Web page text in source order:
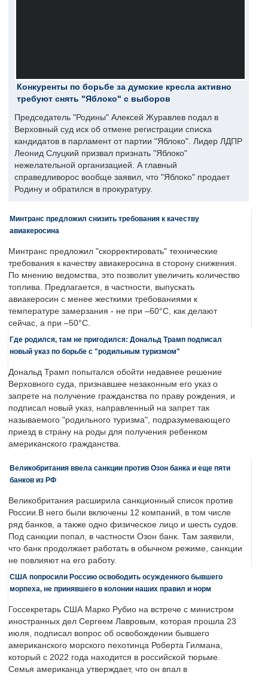
Конкуренты по борьбе за думские кресла активно
требуют снять "Яблоко" с выборов
Председатель "Родины" Алексей Журавлев подал в
Верховный суд иск об отмене регистрации списка
кандидатов в парламент от партии "Яблоко". Лидер ЛДПР
Леонид Слуцкий призвал признать "Яблоко"
нежелательной организацией. А главный
справедливорос вообще заявил, что "Яблоко" продает
Родину и обратился в прокуратуру.
Минтранс предложил снизить требования к качеству
авиакеросина
Минтранс предложил "скорректировать" технические
требования к качеству авиакеросина в сторону снижения.
По мнению ведомства, это позволит увеличить количество
топлива. Предлагается, в частности, выпускать
авиакеросин с менее жесткими требованиями к
температуре замерзания - не при –60°C, как делают
сейчас, а при –50°C.
Где родился, там не пригодился: Дональд Трамп подписал
новый указ по борьбе с "родильным туризмом"
Дональд Трамп попытался обойти недавнее решение
Верховного суда, признавшее незаконным его указ о
запрете на получение гражданства по праву рождения, и
подписал новый указ, направленный на запрет так
называемого "родильного туризма", подразумевающего
приезд в страну на роды для получения ребенком
американского гражданства.
Великобритания ввела санкции против Озон банка и еще пяти
банков из РФ
Великобритания расширила санкционный список против
России.В него были включены 12 компаний, в том числе
ряд банков, а также одно физическое лицо и шесть судов.
Под санкции попал, в частности Озон банк. Там заявили,
что банк продолжает работать в обычном режиме, санкции
не повлияют на его работу.
США попросили Россию освободить осужденного бывшего
морпеха, не принявшего в колонии наших правил и норм
Госсекретарь США Марко Рубио на встрече с министром
иностранных дел Сергеем Лавровым, которая прошла 23
июля, подписал вопрос об освобождении бывшего
американского морского пехотинца Роберта Гилмана,
который с 2022 года находится в российской тюрьме.
Семья американца утверждает, что он впал в